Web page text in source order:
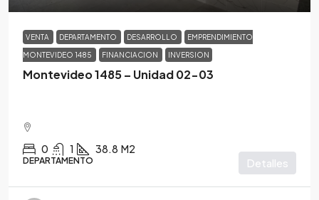
VENTA DEPARTAMENTO DESARROLLO EMPRENDIMIENTO
MONTEVIDEO 1485 FINANCIACION INVERSION
Montevideo 1485 – Unidad 02-03
0 1 38.8 M2
DEPARTAMENTO Detalles